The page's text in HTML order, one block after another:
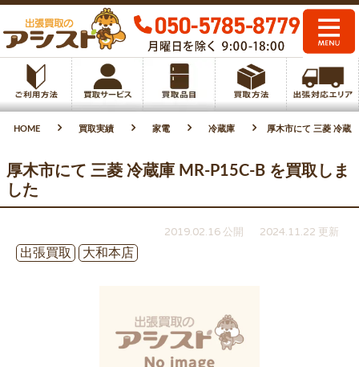
HOME 買取実績 家電 冷蔵庫 厚木市にて 三菱 冷蔵
厚木市にて 三菱 冷蔵庫 MR-P15C-B を買取しま
した
2019.02.16 公開
2024.11.22 更新
出張買取
大和本店